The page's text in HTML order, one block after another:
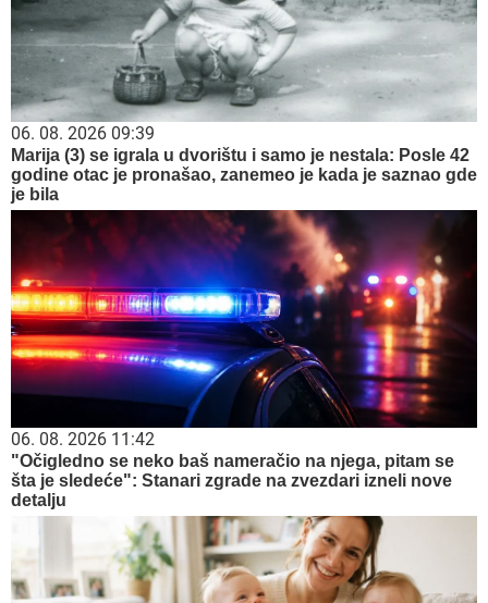
06. 08. 2026 09:39
Marija (3) se igrala u dvorištu i samo je nestala: Posle 42
godine otac je pronašao, zanemeo je kada je saznao gde
je bila
06. 08. 2026 11:42
"Očigledno se neko baš nameračio na njega, pitam se
šta je sledeće": Stanari zgrade na zvezdari izneli nove
detalju